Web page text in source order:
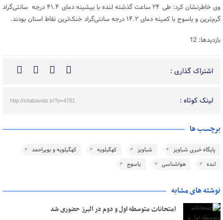
وی خاطرنشان کرد: طی ۲۴ ساعت گذشته لنده با بیشینه دمای ۴۱.۴ درجه سانتی‌گراد
گرم‌ترین و یاسوج با کمینه دمای ۱۴.۲ درجه سانتی‌گراد خنک‌ترین نقاط استان بودند.
بازدیدها: 12
اشتراک گذاری :
لینک کوتاه : http://shabaveiz.ir/?p=4781
برچسب ها
پایگاه خبری شباویز شباویز کهگیلویه
کهگیلویه و بویراحمد
لنده
هواشناسی یاسوج
نوشته های مشابه
امتحانات متوسطه اول و دوم در البرز حضوری شد